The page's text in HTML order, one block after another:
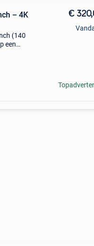
– 4K
(140
een
€